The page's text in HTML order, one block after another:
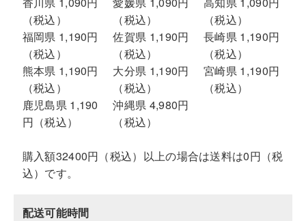
（税込）
（税込）
（税込）
福岡県 1,190円
（税込）
佐賀県 1,190円
（税込）
長崎県 1,190円
（税込）
熊本県 1,190円
（税込）
大分県 1,190円
（税込）
宮崎県 1,190円
（税込）
鹿児島県 1,190
円（税込）
沖縄県 4,980円
（税込）
購入額32400円（税込）以上の場合は送料は0円（税
込）です。
配送可能時間